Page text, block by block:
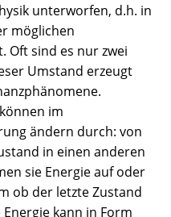
unterworfen, d.h. in
möglichen
Oft sind es nur zwei
Umstand erzeugt
im
ändern durch: von
in einen anderen
sie Energie auf oder
ob der letzte Zustand
kann in Form